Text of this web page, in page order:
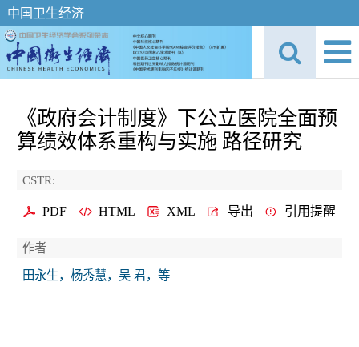
中国卫生经济
《政府会计制度》下公立医院全面预
算绩效体系重构与实施 路径研究
CSTR:
PDF HTML XML 导出 引用提醒
作者
田永生，杨秀慧，吴 君，等